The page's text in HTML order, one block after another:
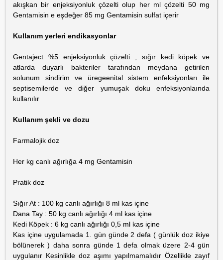
akışkan bir enjeksiyonluk çözelti olup her ml çözelti 50 mg
Gentamisin e eşdeğer 85 mg Gentamisin sulfat içerir
Kullanım yerleri endikasyonlar
Gentaject %5 enjeksiyonluk çözelti , sığır kedi köpek ve
atlarda duyarlı bakteriler tarafından meydana getirilen
solunum sindirim ve üregeenital sistem enfeksiyonları ile
septisemilerde ve diğer yumuşak doku enfeksiyonlaında
kullanılır
Kullanım şekli ve dozu
Farmalojik doz
Her kg canlı ağırlığa 4 mg Gentamisin
Pratik doz
Sığır At : 100 kg canlı ağırlığı 8 ml kas içine
Dana Tay : 50 kg canlı ağırlığı 4 ml kas içine
Kedi Köpek : 6 kg canlı ağırlığı 0,5 ml kas içine
Kas içine uygulamada 1. gün günde 2 defa ( günlük doz ikiye
bölünerek ) daha sonra günde 1 defa olmak üzere 2-4 gün
uygulanır Kesinlikle doz aşımı yapılmamalıdır Özellikle zayıf